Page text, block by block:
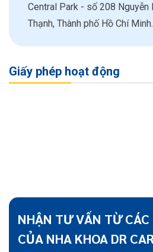
Central Park - số 208 Nguyễn
Thạnh, Thành phố Hồ Chí Minh.
Giấy phép hoạt động
NHẬN TƯ VẤN TỪ CÁC
CỦA NHA KHOA DR